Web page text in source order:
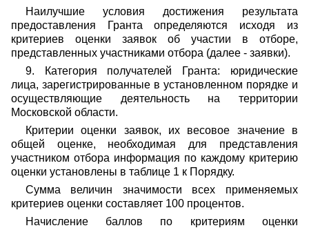
Наилучшие условия достижения результата
предоставления Гранта определяются исходя из
критериев оценки заявок об участии в отборе,
представленных участниками отбора (далее - заявки).
9. Категория получателей Гранта: юридические
лица, зарегистрированные в установленном порядке и
осуществляющие деятельность на территории
Московской области.
Критерии оценки заявок, их весовое значение в
общей оценке, необходимая для представления
участником отбора информация по каждому критерию
оценки установлены в таблице 1 к Порядку.
Сумма величин значимости всех применяемых
критериев оценки составляет 100 процентов.
Начисление баллов по критериям оценки